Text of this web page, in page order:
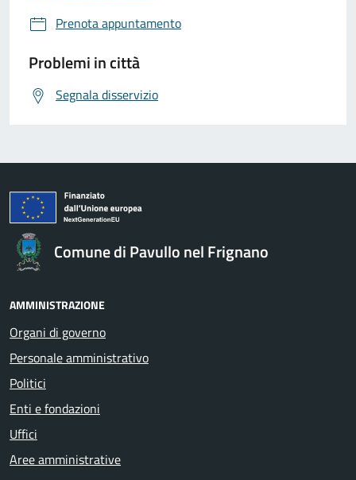
Prenota appuntamento
Problemi in città
Segnala disservizio
Comune di Pavullo nel Frignano
AMMINISTRAZIONE
Organi di governo
Personale amministrativo
Politici
Enti e fondazioni
Uffici
Aree amministrative